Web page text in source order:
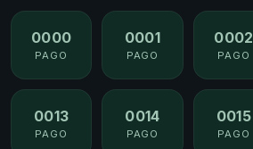
0000
PAGO
0001
PAGO
0002
PAGO
0013
PAGO
0014
PAGO
0015
PAGO